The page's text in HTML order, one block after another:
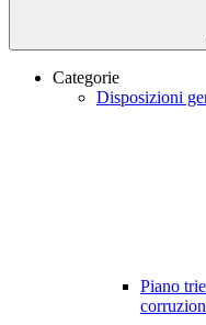
Categorie
Disposizioni
Piano